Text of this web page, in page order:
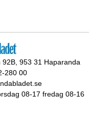
92B, 953 31 Haparanda
280 00
08-17 fredag 08-16